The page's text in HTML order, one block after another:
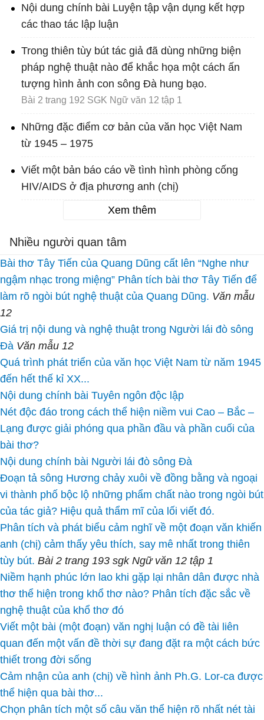
Nội dung chính bài Luyện tập vận dụng kết hợp
các thao tác lập luận
Trong thiên tùy bút tác giả đã dùng những biện
pháp nghệ thuật nào để khắc họa một cách ấn
tượng hình ảnh con sông Đà hung bạo.
Bài 2 trang 192 SGK Ngữ văn 12 tập 1
Những đặc điểm cơ bản của văn học Việt Nam
từ 1945 – 1975
Viết một bản báo cáo về tình hình phòng cống
HIV/AIDS ở địa phương anh (chị)
Xem thêm
Nhiều người quan tâm
Bài thơ Tây Tiến của Quang Dũng cất lên “Nghe như
ngậm nhạc trong miệng” Phân tích bài thơ Tây Tiến để
làm rõ ngòi bút nghệ thuật của Quang Dũng. Văn mẫu
12
Giá trị nội dung và nghệ thuật trong Người lái đò sông
Đà Văn mẫu 12
Quá trình phát triển của văn học Việt Nam từ năm 1945
đến hết thế kỉ XX...
Nội dung chính bài Tuyên ngôn độc lập
Nét độc đáo trong cách thể hiện niềm vui Cao – Bắc –
Lạng được giải phóng qua phần đầu và phần cuối của
bài thơ?
Nội dung chính bài Người lái đò sông Đà
Đoạn tả sông Hương chảy xuôi về đồng bằng và ngoại
vi thành phố bộc lộ những phẩm chất nào trong ngòi bút
của tác giả? Hiệu quả thẩm mĩ của lối viết đó.
Phân tích và phát biểu cảm nghĩ về một đoạn văn khiến
anh (chị) cảm thấy yêu thích, say mê nhất trong thiên
tùy bút. Bài 2 trang 193 sgk Ngữ văn 12 tập 1
Niềm hạnh phúc lớn lao khi gặp lại nhân dân được nhà
thơ thể hiện trong khổ thơ nào? Phân tích đặc sắc về
nghệ thuật của khổ thơ đó
Viết một bài (một đoạn) văn nghị luận có đề tài liên
quan đến một vấn đề thời sự đang đặt ra một cách bức
thiết trong đời sống
Cảm nhận của anh (chị) về hình ảnh Ph.G. Lor-ca được
thể hiện qua bài thơ...
Chọn phân tích một số câu văn thể hiện rõ nhất nét tài